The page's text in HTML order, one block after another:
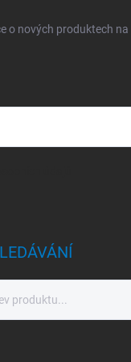
o nových produktech na